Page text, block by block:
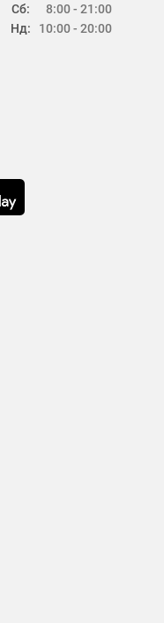
Сб:
Нд:
8:00 - 21:00
10:00 - 20:00